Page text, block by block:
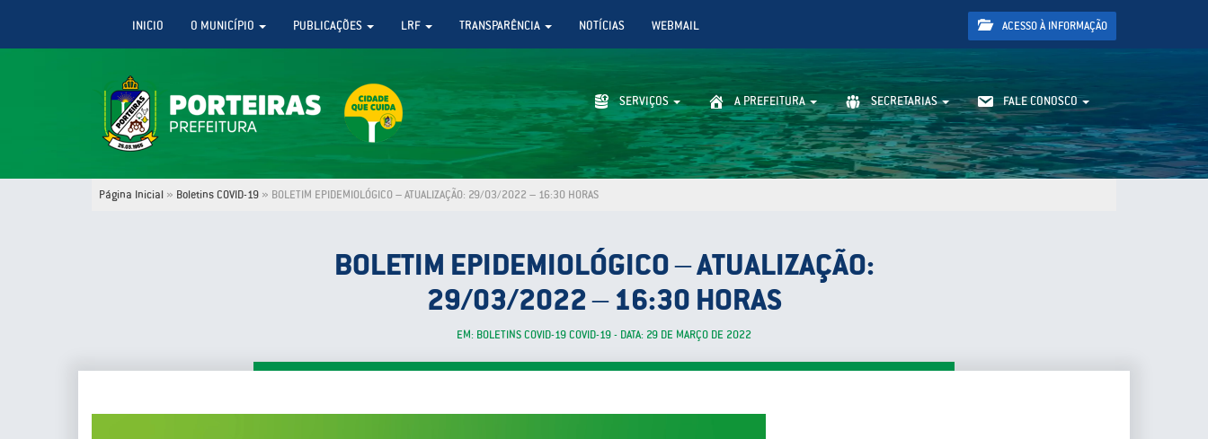
INICIO O MUNICÍPIO PUBLICAÇÕES LRF TRANSPARÊNCIA NOTÍCIAS WEBMAIL ACESSO À INFORMAÇÃO
SERVIÇOS A PREFEITURA SECRETARIAS FALE CONOSCO
Página Inicial » Boletins COVID-19 » BOLETIM EPIDEMIOLÓGICO – ATUALIZAÇÃO: 29/03/2022 – 16:30 HORAS
BOLETIM EPIDEMIOLÓGICO – ATUALIZAÇÃO:
29/03/2022 – 16:30 HORAS
EM: BOLETINS COVID-19 COVID-19 - DATA: 29 DE MARÇO DE 2022